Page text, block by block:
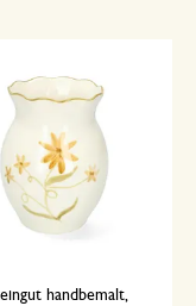
handbemalt,